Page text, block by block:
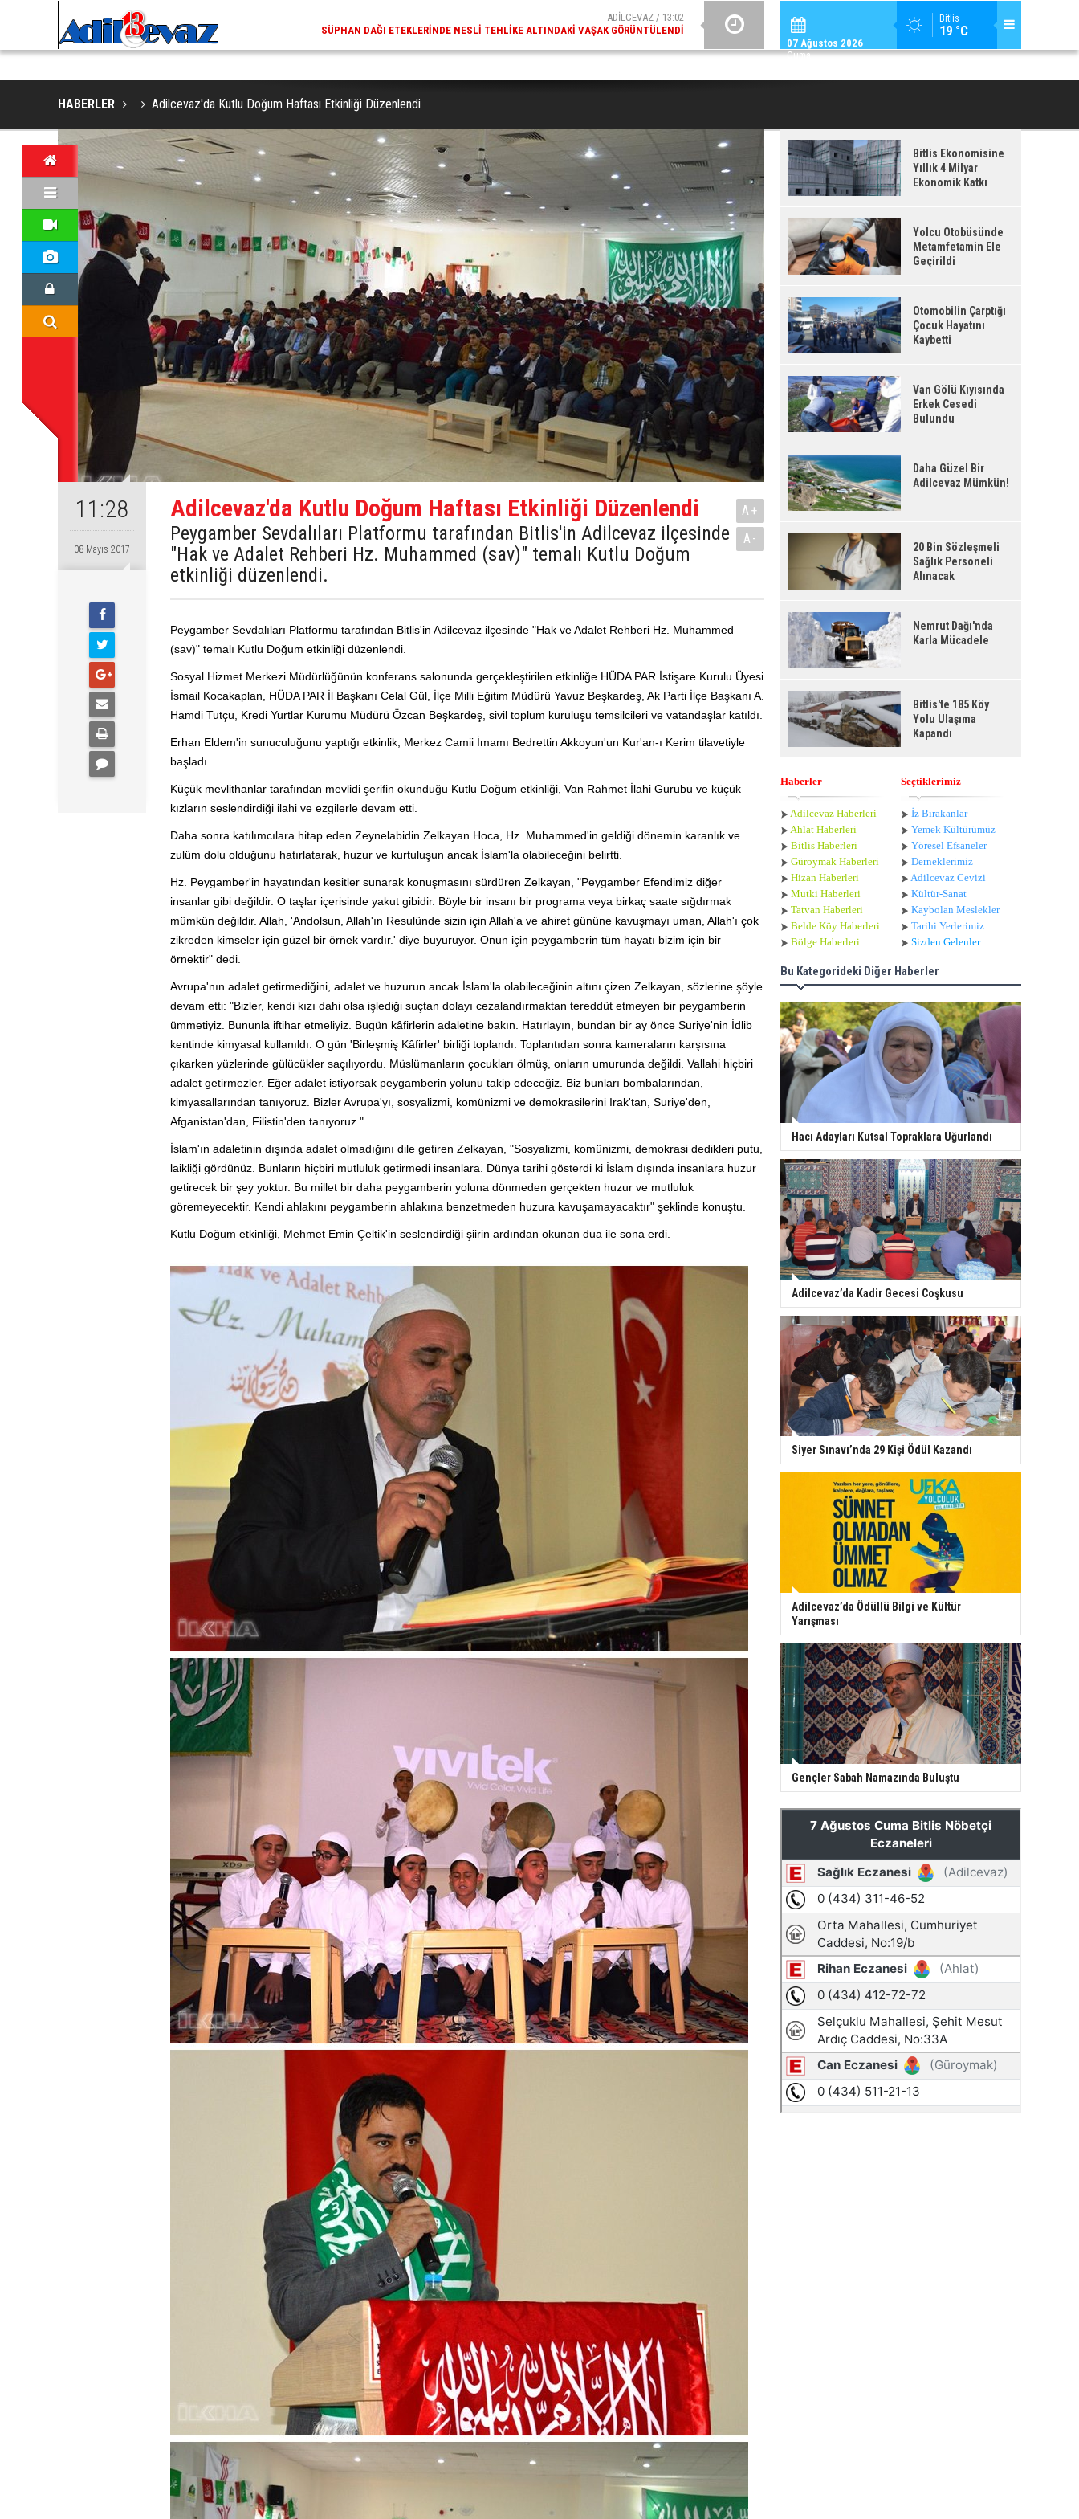
Bitlis
19 °C
07 Ağustos 2026
Cuma
NESLI TEHLIKE ALTINDAKI VAŞAK GÖRÜNTÜLENDI
ADİLCEVAZ / 09:10
ADILCEVAZ ESKI KAYMAKAMLARINDAN MUSTAFA ÇIFTÇI İÇIŞLERI BAKANI OLDU
ADİLCEVAZ /
ADILCEVAZ'DA KUDUZ VAKASI TESPIT EDILEN KÖY, KARANTINAYA
HABERLER Adilcevaz'da Kutlu Doğum Haftası Etkinliği Düzenlendi
11:28
08 Mayıs 2017
Adilcevaz'da Kutlu Doğum Haftası Etkinliği Düzenlendi
Peygamber Sevdalıları Platformu tarafından Bitlis'in Adilcevaz ilçesinde
"Hak ve Adalet Rehberi Hz. Muhammed (sav)" temalı Kutlu Doğum
etkinliği düzenlendi.
A+
A-
Peygamber Sevdalıları Platformu tarafından Bitlis'in Adilcevaz ilçesinde "Hak ve Adalet Rehberi Hz. Muhammed
(sav)" temalı Kutlu Doğum etkinliği düzenlendi.
Sosyal Hizmet Merkezi Müdürlüğünün konferans salonunda gerçekleştirilen etkinliğe HÜDA PAR İstişare Kurulu Üyesi
İsmail Kocakaplan, HÜDA PAR İl Başkanı Celal Gül, İlçe Milli Eğitim Müdürü Yavuz Beşkardeş, Ak Parti İlçe Başkanı A.
Hamdi Tutçu, Kredi Yurtlar Kurumu Müdürü Özcan Beşkardeş, sivil toplum kuruluşu temsilcileri ve vatandaşlar katıldı.
Erhan Eldem'in sunuculuğunu yaptığı etkinlik, Merkez Camii İmamı Bedrettin Akkoyun'un Kur'an-ı Kerim tilavetiyle
başladı.
Küçük mevlithanlar tarafından mevlidi şerifin okunduğu Kutlu Doğum etkinliği, Van Rahmet İlahi Gurubu ve küçük
kızların seslendirdiği ilahi ve ezgilerle devam etti.
Daha sonra katılımcılara hitap eden Zeynelabidin Zelkayan Hoca, Hz. Muhammed'in geldiği dönemin karanlık ve
zulüm dolu olduğunu hatırlatarak, huzur ve kurtuluşun ancak İslam'la olabileceğini belirtti.
Hz. Peygamber'in hayatından kesitler sunarak konuşmasını sürdüren Zelkayan, "Peygamber Efendimiz diğer
insanlar gibi değildir. O taşlar içerisinde yakut gibidir. Böyle bir insanı bir programa veya birkaç saate sığdırmak
mümkün değildir. Allah, 'Andolsun, Allah'ın Resulünde sizin için Allah'a ve ahiret gününe kavuşmayı uman, Allah'ı çok
zikreden kimseler için güzel bir örnek vardır.' diye buyuruyor. Onun için peygamberin tüm hayatı bizim için bir
örnektir" dedi.
Avrupa'nın adalet getirmediğini, adalet ve huzurun ancak İslam'la olabileceğinin altını çizen Zelkayan, sözlerine şöyle
devam etti: "Bizler, kendi kızı dahi olsa işlediği suçtan dolayı cezalandırmaktan tereddüt etmeyen bir peygamberin
ümmetiyiz. Bununla iftihar etmeliyiz. Bugün kâfirlerin adaletine bakın. Hatırlayın, bundan bir ay önce Suriye'nin İdlib
kentinde kimyasal kullanıldı. O gün 'Birleşmiş Kâfirler' birliği toplandı. Toplantıdan sonra kameraların karşısına
çıkarken yüzlerinde gülücükler saçılıyordu. Müslümanların çocukları ölmüş, onların umurunda değildi. Vallahi hiçbiri
adalet getirmezler. Eğer adalet istiyorsak peygamberin yolunu takip edeceğiz. Biz bunları bombalarından,
kimyasallarından tanıyoruz. Bizler Avrupa'yı, sosyalizmi, komünizmi ve demokrasilerini Irak'tan, Suriye'den,
Afganistan'dan, Filistin'den tanıyoruz."
İslam'ın adaletinin dışında adalet olmadığını dile getiren Zelkayan, "Sosyalizmi, komünizmi, demokrasi dedikleri putu,
laikliği gördünüz. Bunların hiçbiri mutluluk getirmedi insanlara. Dünya tarihi gösterdi ki İslam dışında insanlara huzur
getirecek bir şey yoktur. Bu millet bir daha peygamberin yoluna dönmeden gerçekten huzur ve mutluluk
göremeyecektir. Kendi ahlakını peygamberin ahlakına benzetmeden huzura kavuşamayacaktır" şeklinde konuştu.
Kutlu Doğum etkinliği, Mehmet Emin Çeltik'in seslendirdiği şiirin ardından okunan dua ile sona erdi.
Bitlis Ekonomisine
Yıllık 4 Milyar
Ekonomik Katkı
Yolcu Otobüsünde
Metamfetamin Ele
Geçirildi
Otomobilin Çarptığı
Çocuk Hayatını
Kaybetti
Van Gölü Kıyısında
Erkek Cesedi
Bulundu
Daha Güzel Bir
Adilcevaz Mümkün!
20 Bin Sözleşmeli
Sağlık Personeli
Alınacak
Nemrut Dağı'nda
Karla Mücadele
Bitlis'te 185 Köy
Yolu Ulaşıma
Kapandı
Haberler
Adilcevaz Haberleri
Ahlat Haberleri
Bitlis Haberleri
Güroymak Haberleri
Hizan Haberleri
Mutki Haberleri
Tatvan Haberleri
Belde Köy Haberleri
Bölge Haberleri
Seçtiklerimiz
İz Bırakanlar
Yemek Kültürümüz
Yöresel Efsaneler
Derneklerimiz
Adilcevaz Cevizi
Kültür-Sanat
Kaybolan Meslekler
Tarihi Yerlerimiz
Sizden Gelenler
Bu Kategorideki Diğer Haberler
Hacı Adayları Kutsal Topraklara Uğurlandı
Adilcevaz’da Kadir Gecesi Coşkusu
Siyer Sınavı’nda 29 Kişi Ödül Kazandı
Adilcevaz’da Ödüllü Bilgi ve Kültür
Yarışması
Gençler Sabah Namazında Buluştu